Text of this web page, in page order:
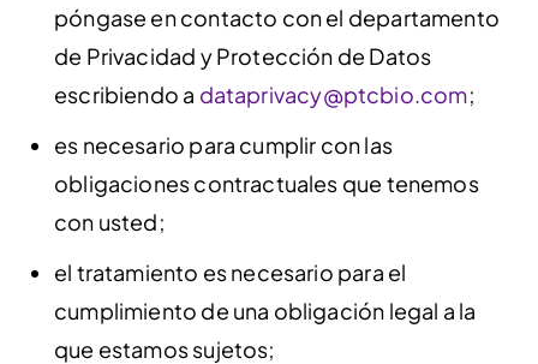
póngase en contacto con el departamento
de Privacidad y Protección de Datos
escribiendo a dataprivacy@ptcbio.com;
es necesario para cumplir con las
obligaciones contractuales que tenemos
con usted;
el tratamiento es necesario para el
cumplimiento de una obligación legal a la
que estamos sujetos;